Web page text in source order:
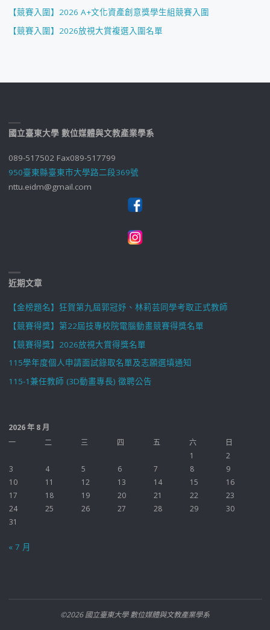
【競賽入圍】2026 A+文化資產創意獎學生組競賽入圍
【競賽入圍】2026放視大賞複選入圍名單
國立臺東大學 數位媒體與文教產業學系
089-517502 Fax089-517799
950臺東縣臺東市大學路二段369號
nttu.eidm@gmail.com
近期文章
【金榜題名】狂賀第九屆郭冠妤、林莉芸同學考取正式教師
【競賽得獎】第22屆技專校院電腦動畫競賽得獎名單
【競賽得獎】2026放視大賞得獎名單
115學年度個人申請面試錄取名單及志願選填通知
115-1兼任教師 (3D動畫專長) 徵聘公告
2026 年 8 月
一
二 三 四 五 六
日
1
2
3
4 5 6 7 8
9
10
11 12 13 14 15
16
17
18 19 20 21 22
23
24
25 26 27 28 29
30
31
« 7 月
©2026 國立臺東大學 數位媒體與文教產業學系